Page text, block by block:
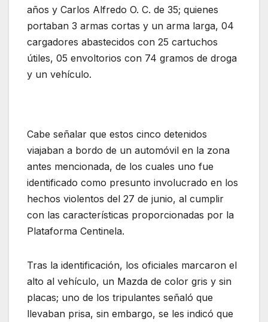
años y Carlos Alfredo O. C. de 35; quienes
portaban 3 armas cortas y un arma larga, 04
cargadores abastecidos con 25 cartuchos
útiles, 05 envoltorios con 74 gramos de droga
y un vehículo.
Cabe señalar que estos cinco detenidos
viajaban a bordo de un automóvil en la zona
antes mencionada, de los cuales uno fue
identificado como presunto involucrado en los
hechos violentos del 27 de junio, al cumplir
con las características proporcionadas por la
Plataforma Centinela.
Tras la identificación, los oficiales marcaron el
alto al vehículo, un Mazda de color gris y sin
placas; uno de los tripulantes señaló que
llevaban prisa, sin embargo, se les indicó que